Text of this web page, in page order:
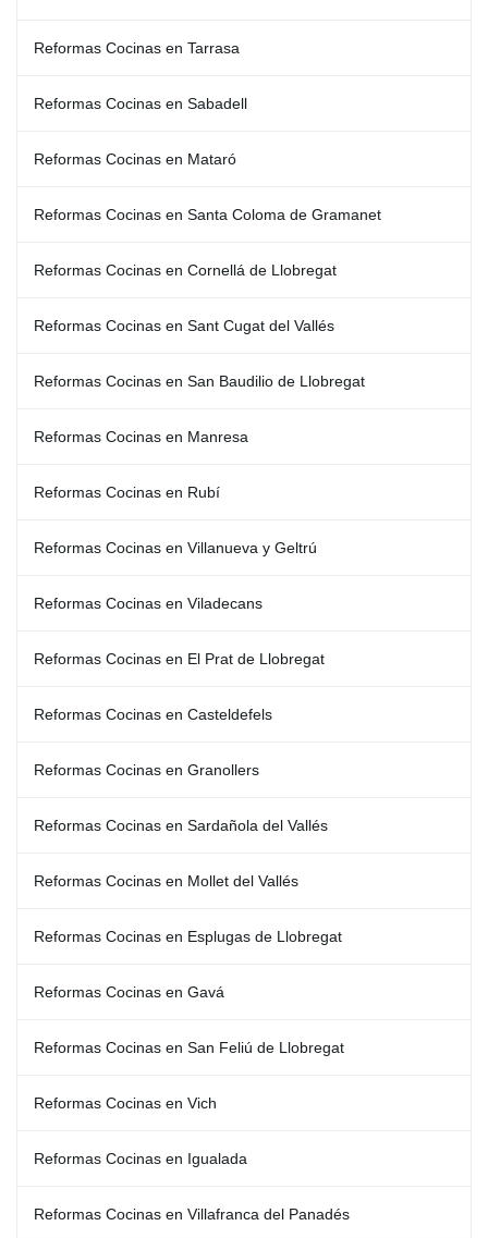
Reformas Cocinas en Tarrasa
Reformas Cocinas en Sabadell
Reformas Cocinas en Mataró
Reformas Cocinas en Santa Coloma de Gramanet
Reformas Cocinas en Cornellá de Llobregat
Reformas Cocinas en Sant Cugat del Vallés
Reformas Cocinas en San Baudilio de Llobregat
Reformas Cocinas en Manresa
Reformas Cocinas en Rubí
Reformas Cocinas en Villanueva y Geltrú
Reformas Cocinas en Viladecans
Reformas Cocinas en El Prat de Llobregat
Reformas Cocinas en Casteldefels
Reformas Cocinas en Granollers
Reformas Cocinas en Sardañola del Vallés
Reformas Cocinas en Mollet del Vallés
Reformas Cocinas en Esplugas de Llobregat
Reformas Cocinas en Gavá
Reformas Cocinas en San Feliú de Llobregat
Reformas Cocinas en Vich
Reformas Cocinas en Igualada
Reformas Cocinas en Villafranca del Panadés